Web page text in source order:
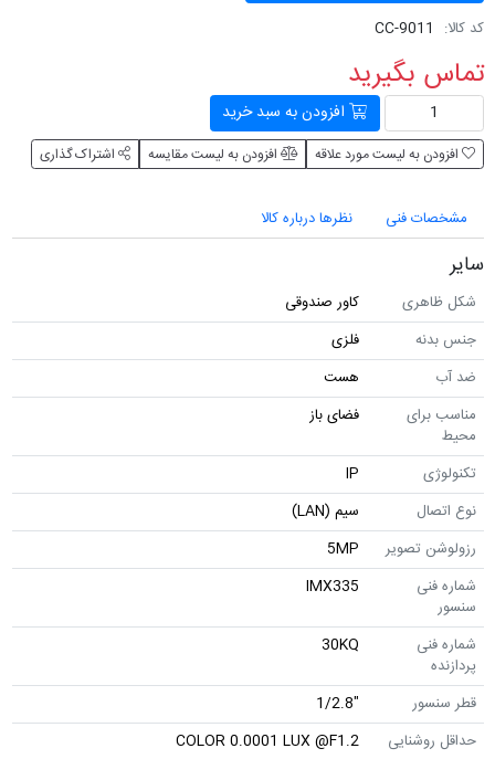
کد کالا: CC-9011
تماس بگیرید
افزودن به سبد خرید
افزودن به لیست مورد علاقه افزودن به لیست مقایسه اشتراک گذاری
مشخصات فنی نظرها درباره کالا
سایر
شکل ظاهری
کاور صندوقی
جنس بدنه
فلزی
ضد آب
هست
مناسب برای
محیط
فضای باز
تکنولوژی
IP
نوع اتصال
سیم (LAN)
رزولوشن تصویر
5MP
شماره فنی
سنسور
IMX335
شماره فنی
پردازنده
30KQ
قطر سنسور
"1/2.8
حداقل روشنایی
COLOR 0.0001 LUX @F1.2